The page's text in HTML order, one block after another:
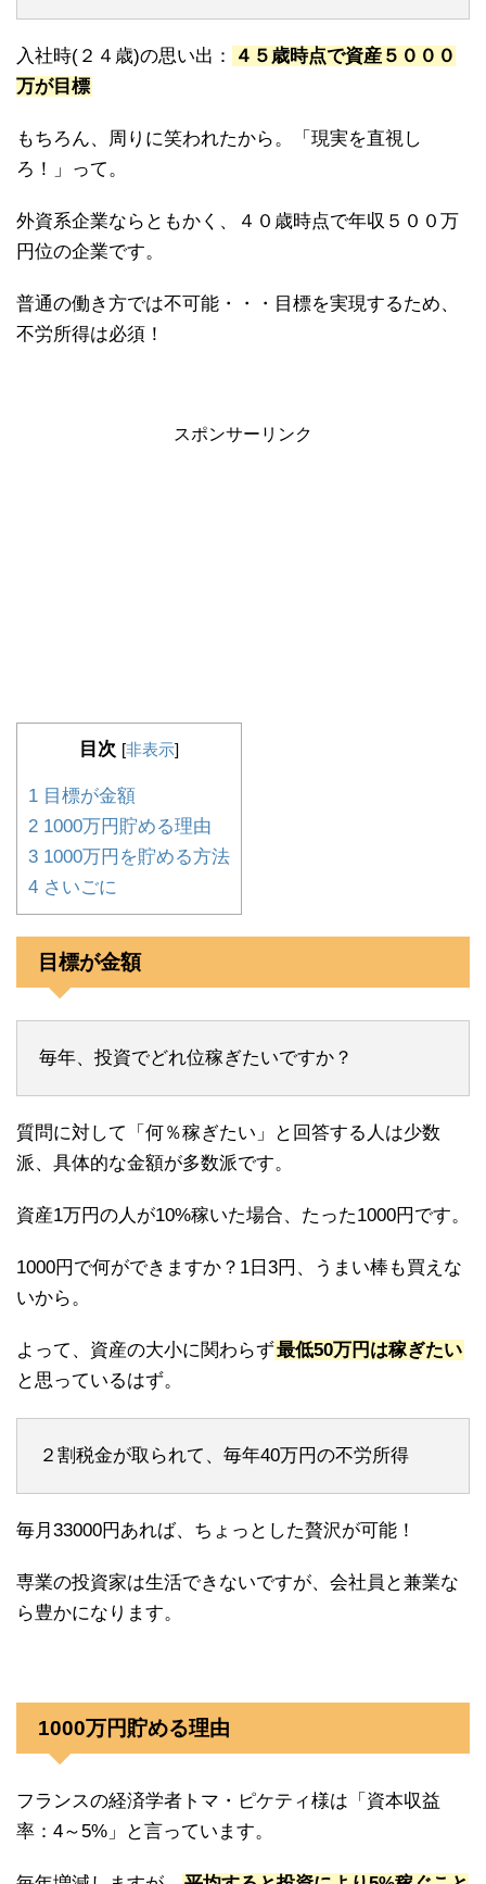
入社時(２４歳)の思い出：
４５歳時点で資産５０００
万が目標
もちろん、周りに笑われたから。「現実を直視し
ろ！」って。
外資系企業ならともかく、４０歳時点で年収５００万
円位の企業です。
普通の働き方では不可能・・・目標を実現するため、
不労所得は必須！
スポンサーリンク
目次 [非表示]
1 目標が金額
2 1000万円貯める理由
3 1000万円を貯める方法
4 さいごに
目標が金額
毎年、投資でどれ位稼ぎたいですか？
質問に対して「何％稼ぎたい」と回答する人は少数
派、具体的な金額が多数派です。
資産1万円の人が10%稼いた場合、たった1000円です。
1000円で何ができますか？1日3円、うまい棒も買えな
いから。
よって、資産の大小に関わらず最低50万円は稼ぎたい
と思っているはず。
２割税金が取られて、毎年40万円の不労所得
毎月33000円あれば、ちょっとした贅沢が可能！
専業の投資家は生活できないですが、会社員と兼業な
ら豊かになります。
1000万円貯める理由
フランスの経済学者トマ・ピケティ様は「資本収益
率：4～5%」と言っています。